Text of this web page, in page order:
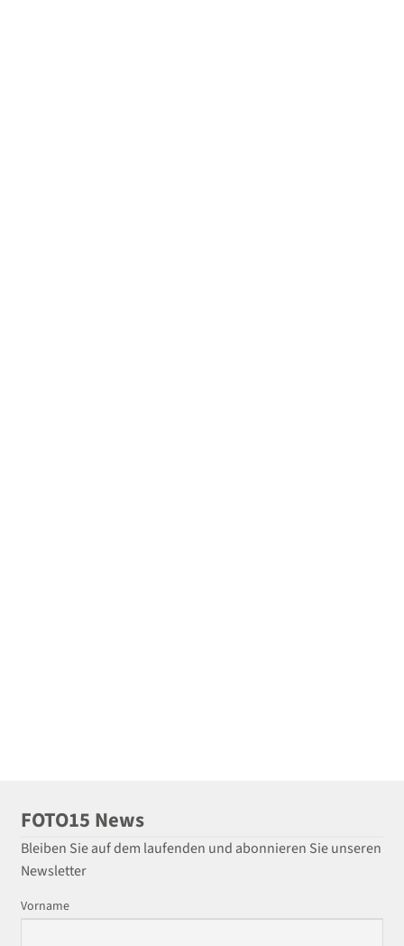
FOTO15 News
Bleiben Sie auf dem laufenden und abonnieren Sie unseren
Newsletter
Vorname